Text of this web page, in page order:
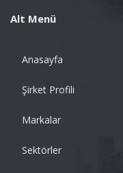
Alt Menü
Anasayfa
Şirket Profili
Markalar
Sektörler